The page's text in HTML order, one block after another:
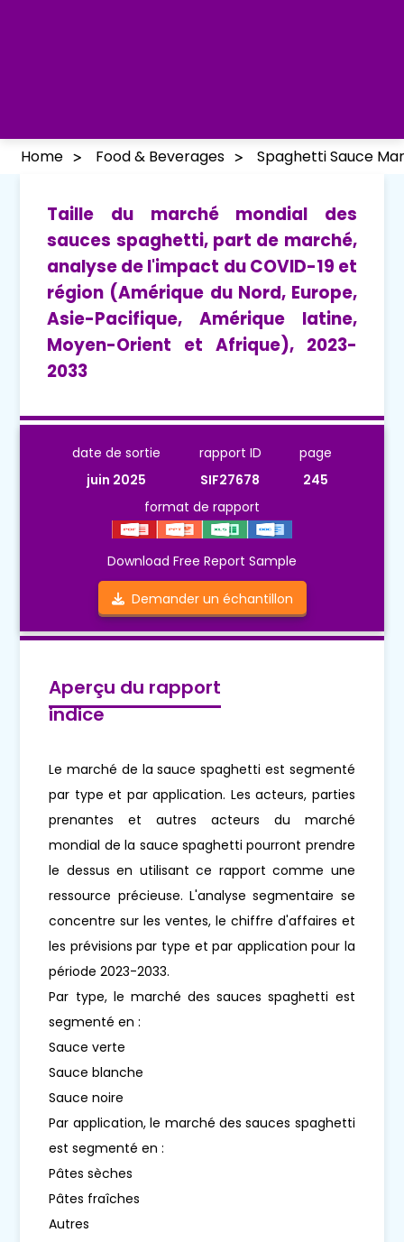
Home Food & Beverages Spaghetti Sauce
Taille du marché mondial des
sauces spaghetti, part de marché,
analyse de l'impact du COVID-19 et
région (Amérique du Nord, Europe,
Asie-Pacifique, Amérique latine,
Moyen-Orient et Afrique), 2023-
2033
date de sortie
juin 2025
rapport ID
SIF27678
page
245
format de rapport
Download Free Report Sample
Demander un échantillon
Aperçu du rapport
indice
Le marché de la sauce spaghetti est segmenté
par type et par application. Les acteurs, parties
prenantes et autres acteurs du marché
mondial de la sauce spaghetti pourront prendre
le dessus en utilisant ce rapport comme une
ressource précieuse. L'analyse segmentaire se
concentre sur les ventes, le chiffre d'affaires et
les prévisions par type et par application pour la
période 2023-2033.
Par type, le marché des sauces spaghetti est
segmenté en :
Sauce verte
Sauce blanche
Sauce noire
Par application, le marché des sauces spaghetti
est segmenté en :
Pâtes sèches
Pâtes fraîches
Autres